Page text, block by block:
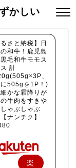
かしい
るさと納税】日
和牛！鹿児島
毛和牛モモス
計
、
に505gを1P！)
かな霜降りが
牛肉をすきや
ゃぶしゃぶ
ナンチク】
楽